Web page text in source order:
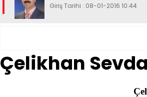
Giriş Tarihi : 08-01-2016 10:44
Çelikhan